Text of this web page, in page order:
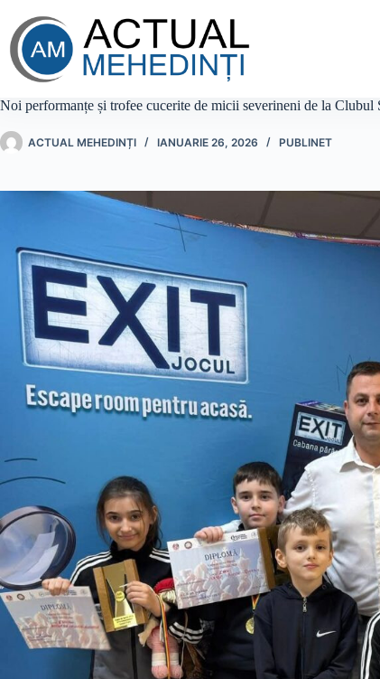
conținut
Noi performanțe și trofee cucerite de micii severineni de la Clubul
ACTUAL MEHEDINȚI IANUARIE 26, 2026 PUBLINET